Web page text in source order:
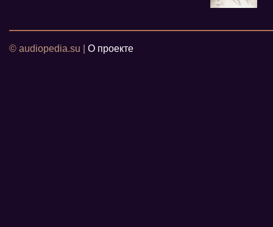
© audiopedia.su | О проекте